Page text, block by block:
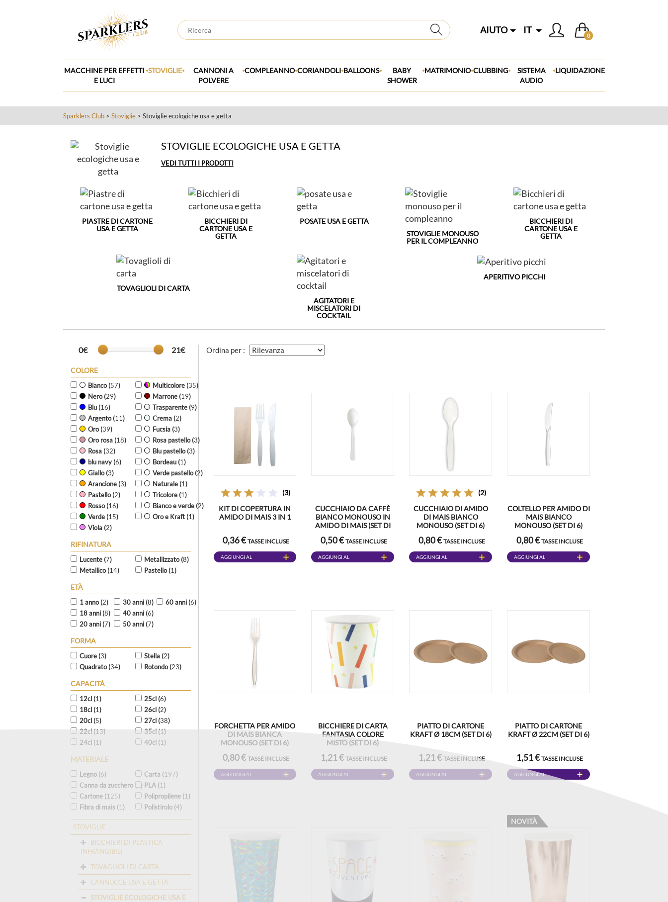
AIUTO IT
0
MACCHINE PER EFFETTI
E LUCI
.STOVIGLIE.
CANNONI A
POLVERE
.COMPLEANNO.CORIANDOLI.BALLOONS.
BABY
SHOWER
.MATRIMONIO.CLUBBING.
SISTEMA
AUDIO
.LIQUIDAZIONE
Sparklers Club > Stoviglie > Stoviglie ecologiche usa e getta
STOVIGLIE ECOLOGICHE USA E GETTA
VEDI TUTTI I PRODOTTI
PIASTRE DI CARTONE
USA E GETTA
BICCHIERI DI
CARTONE USA E
GETTA
POSATE USA E GETTA
STOVIGLIE MONOUSO
PER IL COMPLEANNO
BICCHIERI DI
CARTONE USA E
GETTA
TOVAGLIOLI DI CARTA
AGITATORI E
MISCELATORI DI
COCKTAIL
APERITIVO PICCHI
0€ 21€
COLORE
Bianco (57)
Nero (29)
Blu (16)
Argento (11)
Oro (39)
Oro rosa (18)
Rosa (32)
blu navy (6)
Giallo (3)
Arancione (3)
Pastello (2)
Rosso (16)
Verde (15)
Viola (2)
Multicolore (35)
Marrone (19)
Trasparente (9)
Crema (2)
Fucsia (3)
Rosa pastello (3)
Blu pastello (3)
Bordeau (1)
Verde pastello (2)
Naturale (1)
Tricolore (1)
Bianco e verde (2)
Oro e Kraft (1)
RIFINATURA
Lucente (7)
Metallico (14)
Metallizzato (8)
Pastello (1)
ETÀ
1 anno (2)
18 anni (8)
20 anni (7)
30 anni (8)
40 anni (6)
50 anni (7)
60 anni (6)
FORMA
Cuore (3)
Quadrato (34)
Stella (2)
Rotondo (23)
CAPACITÀ
12cl (1)
18cl (1)
20cl (5)
22cl (13)
24cl (1 )
25cl (6)
26cl (2)
27cl (38)
35cl (1)
40cl (1 )
MATERIALE
Legno (6)
Canna da zucchero (
)
Cartone (125)
Fibra di mais (1 )
Carta (197)
PLA (1 )
Polipropilene (1 )
Polistirolo (4)
STOVIGLIE
BICCHIERI DI PLASTICA
INFRANGIBILI
TOVAGLIOLI DI CARTA
CANNUCCE USA E GETTA
STOVIGLIE ECOLOGICHE USA E
Ordina per :
(3)
KIT DI COPERTURA IN
AMIDO DI MAIS 3 IN 1
0,36 €TASSE INCLUSE
AGGIUNGI AL
CUCCHIAIO DA CAFFÈ
BIANCO MONOUSO IN
AMIDO DI MAIS (SET DI
0,50 €TASSE INCLUSE
AGGIUNGI AL
(2)
CUCCHIAIO DI AMIDO
DI MAIS BIANCO
MONOUSO (SET DI 6)
0,80 €TASSE INCLUSE
AGGIUNGI AL
COLTELLO PER AMIDO DI
MAIS BIANCO
MONOUSO (SET DI 6)
0,80 €TASSE INCLUSE
AGGIUNGI AL
FORCHETTA PER AMIDO
DI MAIS BIANCA
MONOUSO (SET DI 6)
0,80 €TASSE INCLUSE
AGGIUNGI AL
BICCHIERE DI CARTA
FANTASIA COLORE
MISTO (SET DI 6)
1,21 €TASSE INCLUSE
AGGIUNGI AL
PIATTO DI CARTONE
KRAFT Ø 18CM (SET DI 6)
1,21 €TASSE INCLUSE
AGGIUNGI AL
PIATTO DI CARTONE
KRAFT Ø 22CM (SET DI 6)
1,51 €TASSE INCLUSE
AGGIUNGI AL
NOVITÀ